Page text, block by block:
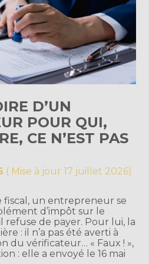
D’UN
POUR QUI,
CE N’EST PAS
( Mise à jour 17 juillet 2026)
fiscal, un entrepreneur se
d’impôt sur le
refuse de payer. Pour lui, la
: il n’a pas été averti à
du vérificateur… « Faux ! »,
: elle a envoyé le 16 mai